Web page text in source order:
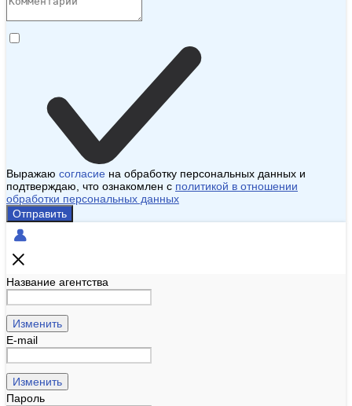
Выражаю согласие на обработку персональных данных и
подтверждаю, что ознакомлен с политикой в отношении
обработки персональных данных
Отправить
Название агентства
Изменить
E-mail
Изменить
Пароль